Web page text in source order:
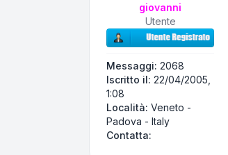
giovanni
Utente
Messaggi: 2068
Iscritto il: 22/04/2005,
1:08
Località: Veneto -
Padova - Italy
Contatta: